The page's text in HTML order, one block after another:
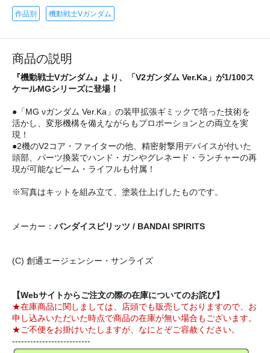
作品別 機動戦士Vガンダム
商品の説明
『機動戦士Vガンダム』より、「V2ガンダム Ver.Ka」が1/100ス
ケールMGシリーズに登場！
●「MG νガンダム Ver.Ka」の装甲拡張ギミックで培った技術を
活かし、変形機構を備えながらもプロポーションとの両立を実
現！
●2機のV2コア・ファイターの他、精密射撃用デバイスが付いた
頭部、パーツ換装でハンド・ガンやグレネード・ランチャーの再
現が可能なビーム・ライフルも付属！
※写真はキットを組み立て、塗装仕上げしたものです。
メーカー： バンダイスピリッツ / BANDAI SPIRITS
(C) 創通エージェンシー・サンライズ
【Webサイトからご注文の際の在庫についてのお詫び】
★在庫商品に関しましては、店頭でも販売しておりますので、お
申し込みいただいた時点で商品の在庫が無い場合もございます。
★ご不便をお掛けいたしますが、なにとぞご容赦ください。
--------------------------